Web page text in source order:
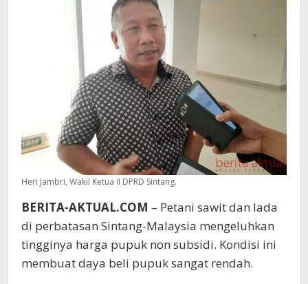
Heri Jambri, Wakil Ketua II DPRD Sintang.
BERITA-AKTUAL.COM – Petani sawit dan lada
di perbatasan Sintang-Malaysia mengeluhkan
tingginya harga pupuk non subsidi. Kondisi ini
membuat daya beli pupuk sangat rendah.